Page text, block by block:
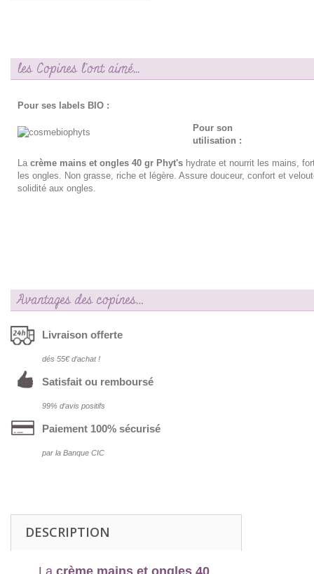
les Copines l'ont aimé...
Pour ses labels BIO :
Pour son
utilisation :
La crème mains et ongles 40 gr Phyt's hydrate et nourrit les mains,
les ongles. Non grasse, riche et légère. Assure douceur, confort et
solidité aux ongles.
Avantages des copines…
Livraison offerte
dés 55€ d‘achat !
Satisfait ou remboursé
99% d‘avis positifs
Paiement 100% sécurisé
par la Banque CIC
DESCRIPTION